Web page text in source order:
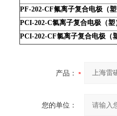
PF-202-CF氟离子复合电极（
PCI-202-C氯离子复合电极（塑
PCI-202-CF氯离子复合电极（
产品：
您的单位：